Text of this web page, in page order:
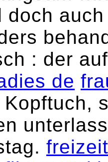
doch
: der
de